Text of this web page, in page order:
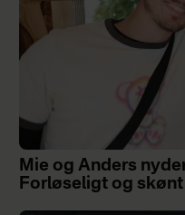
Mie og Anders
Forløseligt og skønt